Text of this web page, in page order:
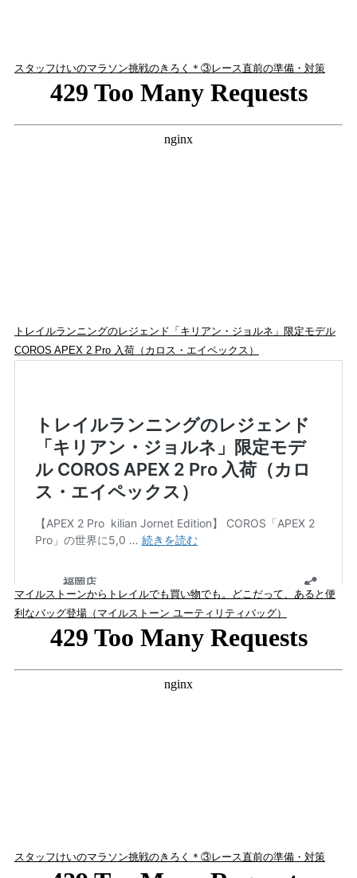
スタッフけいのマラソン挑戦のきろく＊③レース直前の準備・対策
トレイルランニングのレジェンド「キリアン・ジョルネ」限定モデル
COROS APEX 2 Pro 入荷（カロス・エイペックス）
マイルストーンからトレイルでも買い物でも。どこだって、あると便
利なバッグ登場（マイルストーン ユーティリティバッグ）
スタッフけいのマラソン挑戦のきろく＊③レース直前の準備・対策